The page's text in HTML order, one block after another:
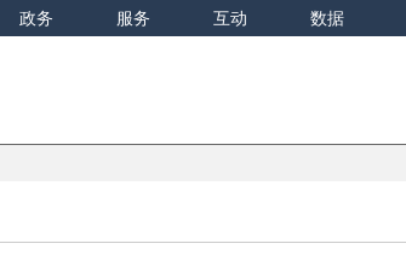
政务 服务 互动 数据